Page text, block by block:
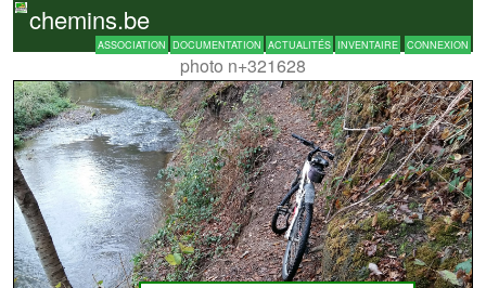
chemins.be
ASSOCIATION DOCUMENTATION ACTUALITÉS INVENTAIRE CONNEXION
photo n+321628